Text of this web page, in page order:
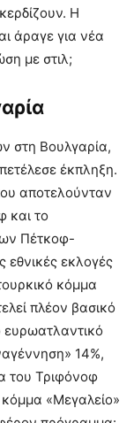
Η
άραγε για νέα
με στιλ;
στη Βουλγαρία,
έκπληξη.
αποτελούνταν
και το
Πέτκοφ-
εθνικές εκλογές
κόμμα
πλέον βασικό
ευρωατλαντικό
14%,
του Τριφόνοφ
«Μεγαλείο»